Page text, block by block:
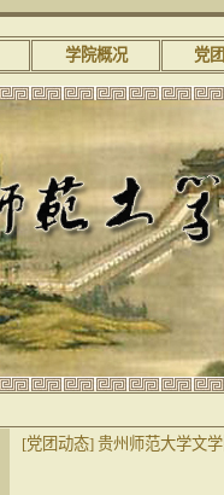
学院概况 党
[党团动态] 贵州师范大学文